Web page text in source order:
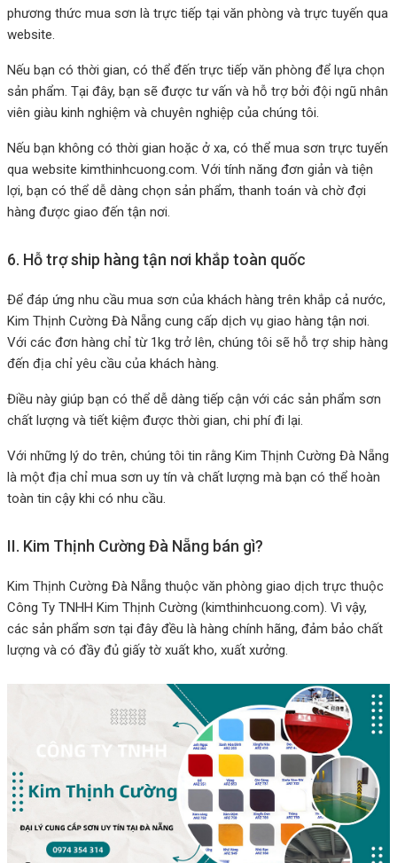
phương thức mua sơn là trực tiếp tại văn phòng và trực tuyến qua
website.
Nếu bạn có thời gian, có thể đến trực tiếp văn phòng để lựa chọn
sản phẩm. Tại đây, bạn sẽ được tư vấn và hỗ trợ bởi đội ngũ nhân
viên giàu kinh nghiệm và chuyên nghiệp của chúng tôi.
Nếu bạn không có thời gian hoặc ở xa, có thể mua sơn trực tuyến
qua website kimthinhcuong.com. Với tính năng đơn giản và tiện
lợi, bạn có thể dễ dàng chọn sản phẩm, thanh toán và chờ đợi
hàng được giao đến tận nơi.
6. Hỗ trợ ship hàng tận nơi khắp toàn quốc
Để đáp ứng nhu cầu mua sơn của khách hàng trên khắp cả nước,
Kim Thịnh Cường Đà Nẵng cung cấp dịch vụ giao hàng tận nơi.
Với các đơn hàng chỉ từ 1kg trở lên, chúng tôi sẽ hỗ trợ ship hàng
đến địa chỉ yêu cầu của khách hàng.
Điều này giúp bạn có thể dễ dàng tiếp cận với các sản phẩm sơn
chất lượng và tiết kiệm được thời gian, chi phí đi lại.
Với những lý do trên, chúng tôi tin rằng Kim Thịnh Cường Đà Nẵng
là một địa chỉ mua sơn uy tín và chất lượng mà bạn có thể hoàn
toàn tin cậy khi có nhu cầu.
II. Kim Thịnh Cường Đà Nẵng bán gì?
Kim Thịnh Cường Đà Nẵng thuộc văn phòng giao dịch trực thuộc
Công Ty TNHH Kim Thịnh Cường (kimthinhcuong.com). Vì vậy,
các sản phẩm sơn tại đây đều là hàng chính hãng, đảm bảo chất
lượng và có đầy đủ giấy tờ xuất kho, xuất xưởng.